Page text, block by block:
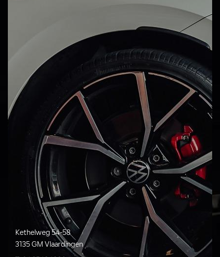
Kethelweg 54-58
3135 GM Vlaardingen